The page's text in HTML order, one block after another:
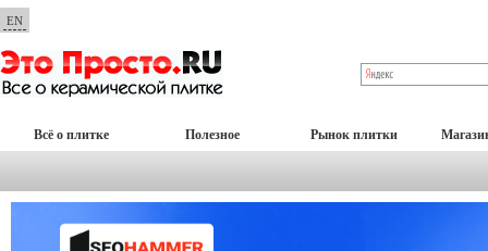
EN
Всё о плитке Полезное Рынок плитки